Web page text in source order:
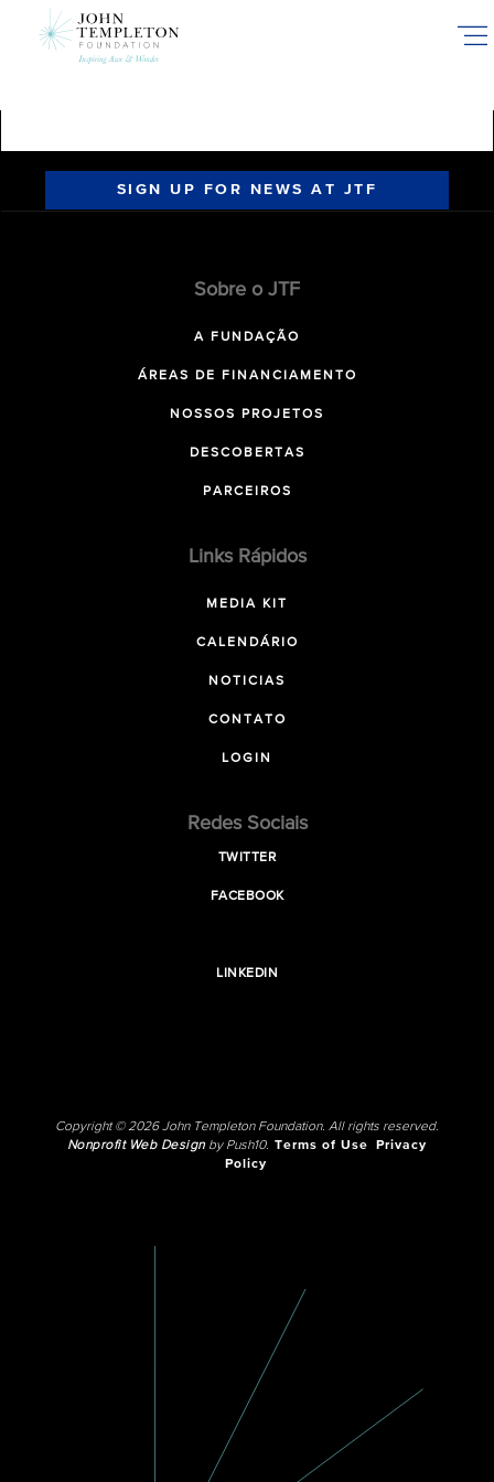
SIGN UP FOR NEWS AT JTF
Sobre o JTF
A FUNDAÇÃO
ÁREAS DE FINANCIAMENTO
NOSSOS PROJETOS
DESCOBERTAS
PARCEIROS
Links Rápidos
MEDIA KIT
CALENDÁRIO
NOTICIAS
CONTATO
LOGIN
Redes Sociais
TWITTER
FACEBOOK
LINKEDIN
Copyright © 2026 John Templeton Foundation. All rights reserved.
Nonprofit Web Designby Push10. Terms of Use
Privacy
Policy